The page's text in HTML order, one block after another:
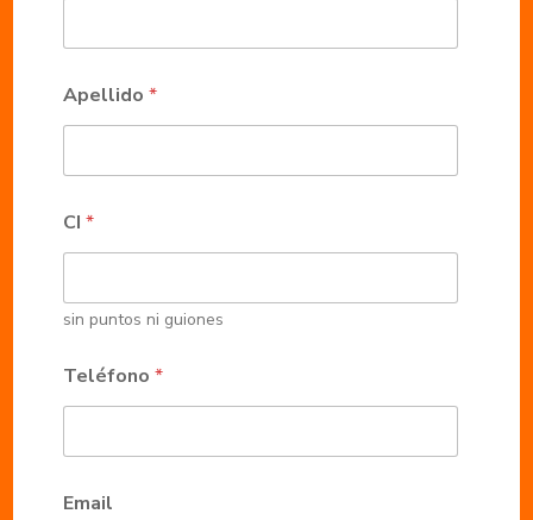
Apellido*
CI*
sin puntos ni guiones
Teléfono*
Email